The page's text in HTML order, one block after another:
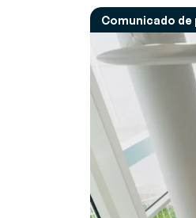
Comunicado de